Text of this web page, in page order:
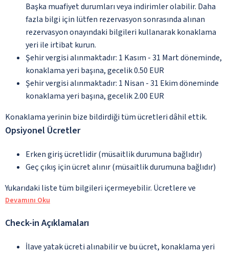
Başka muafiyet durumları veya indirimler olabilir. Daha
fazla bilgi için lütfen rezervasyon sonrasında alınan
rezervasyon onayındaki bilgileri kullanarak konaklama
yeri ile irtibat kurun.
Şehir vergisi alınmaktadır: 1 Kasım - 31 Mart döneminde,
konaklama yeri başına, gecelik 0.50 EUR
Şehir vergisi alınmaktadır: 1 Nisan - 31 Ekim döneminde
konaklama yeri başına, gecelik 2.00 EUR
Konaklama yerinin bize bildirdiği tüm ücretleri dâhil ettik.
Opsiyonel Ücretler
Erken giriş ücretlidir (müsaitlik durumuna bağlıdır)
Geç çıkış için ücret alınır (müsaitlik durumuna bağlıdır)
Yukarıdaki liste tüm bilgileri içermeyebilir. Ücretlere ve
Devamını Oku
Check-in Açıklamaları
İlave yatak ücreti alınabilir ve bu ücret, konaklama yeri